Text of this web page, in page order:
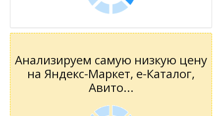
Анализируем самую низкую цену
на Яндекс-Маркет, е-Каталог,
Авито...